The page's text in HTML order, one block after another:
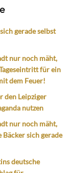
gerade selbst
nur noch mäht,
für ein
dem Feuer!
den Leipziger
nutzen
nur noch mäht,
Bäcker sich gerade
deutsche